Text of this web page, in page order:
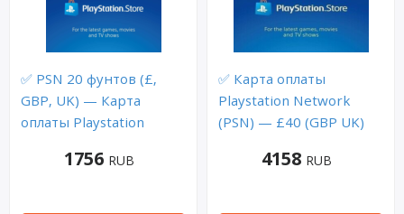
✅ PSN 20 фунтов (£,
GBP, UK) — Карта
оплаты Playstation
1756 RUB
✅ Карта оплаты
Playstation Network
(PSN) — £40 (GBP UK)
4158 RUB